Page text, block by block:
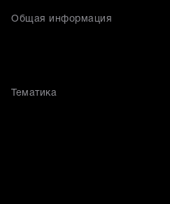
Общая информация
Тематика